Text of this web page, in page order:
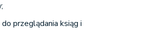
przeglądania ksiąg i